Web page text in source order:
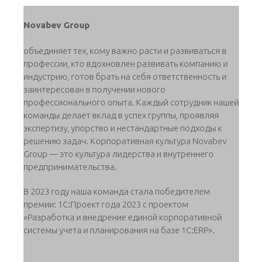
Novabev Group
объединяет тех, кому важно расти и развиваться в
профессии, кто вдохновлен развивать компанию и
индустрию, готов брать на себя ответственность и
заинтересован в получении нового
профессионального опыта. Каждый сотрудник нашей
команды делает вклад в успех группы, проявляя
экспертизу, упорство и нестандартные подходы к
решению задач. Корпоративная культура Novabev
Group — это культура лидерства и внутреннего
предпринимательства.
В 2023 году наша команда стала победителем
премии: 1С:Проект года 2023 с проектом
«Разработка и внедрение единой корпоративной
системы учета и планирования на базе 1С:ERP».